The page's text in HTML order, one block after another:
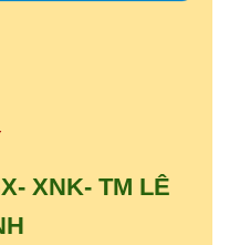
XNK- TM LÊ